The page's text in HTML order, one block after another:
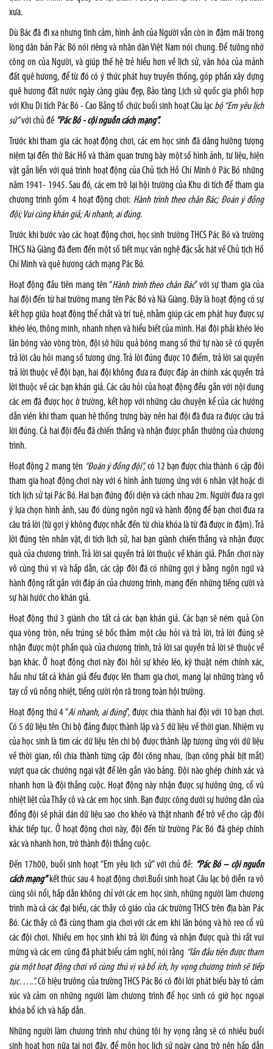
xưa.
Dù Bác đã đi xa nhưng tình cảm, hình ảnh của Người vẫn còn in đậm mãi trong
lòng dân bản Pác Bó nói riêng và nhân dân Việt Nam nói chung. Để tưởng nhớ
công ơn của Người, và giúp thế hệ trẻ hiểu hơn về lịch sử, văn hóa của mảnh
đất quê hương, để từ đó có ý thức phát huy truyền thống, góp phần xây dựng
quê hương đất nước ngày càng giàu đẹp, Bảo tàng Lịch sử quốc gia phối hợp
với Khu Di tích Pác Bó - Cao Bằng tổ chức buổi sinh hoạt Câu lạc bộ “Em yêu lịch
sử”với chủ đề "Pác Bó - cội nguồn cách mạng”.
Trước khi tham gia các hoạt động chơi, các em học sinh đã dâng hưởng tượng
niệm tại đền thờ Bác Hồ và thăm quan trưng bày một số hình ảnh, tư liệu, hiện
vật gắn liền với quá trình hoạt động của Chủ tịch Hồ Chí Minh ở Pác Bó những
năm 1941- 1945. Sau đó, các em trở lại hội trường của Khu di tích để tham gia
chương trình gồm 4 hoạt động chơi: Hành trình theo chân Bác; Đoán ý đồng
đội; Vui cùng khán giả; Ai nhanh, ai đúng.
Trước khi bước vào các hoạt động chơi, học sinh trường THCS Pác Bó và trường
THCS Nà Giàng đã đem đến một số tiết mục văn nghệ đặc sắc hát về Chủ tịch Hồ
Chí Minh và quê hương cách mạng Pác Bó.
Hoạt động đầu tiên mang tên “Hành trình theo chân Bác” với sự tham gia của
hai đội đến từ hai trường mang tên Pác Bó và Nà Giàng. Đây là hoạt động có sự
kết hợp giữa hoạt động thể chất và trí tuệ, nhằm giúp các em phát huy được sự
khéo léo, thông minh, nhanh nhẹn và hiểu biết của mình. Hai đội phải khéo léo
lăn bóng vào vòng tròn, đội sở hữu quả bóng mang số thứ tự nào sẽ có quyền
trả lời câu hỏi mang số tương ứng. Trả lời đúng được 10 điểm, trả lời sai quyền
trả lời thuộc về đội bạn, hai đội không đưa ra được đáp án chính xác quyền trả
lời thuộc về các bạn khán giả. Các câu hỏi của hoạt động đều gắn với nội dung
các em đã được học ở trường, kết hợp với những câu chuyện kể của các hướng
dẫn viên khi tham quan hệ thống trưng bày nên hai đội đã đưa ra được câu trả
lời đúng. Cả hai đội đều đã chiến thắng và nhận được phần thưởng của chương
trình.
Hoạt động 2 mang tên “Đoán ý đồng đội”,có 12 bạn được chia thành 6 cặp đôi
tham gia hoạt động chơi này với 6 hình ảnh tương ứng với 6 nhân vật hoặc di
tích lịch sử tại Pác Bó. Hai bạn đứng đối diện và cách nhau 2m. Người đưa ra gợi
ý lựa chọn hình ảnh, sau đó dùng ngôn ngữ và hành động để bạn chơi đưa ra
câu trả lời (từ gợi ý không được nhắc đến từ chìa khóa là từ đã được in đậm). Trả
lời đúng tên nhân vật, di tích lịch sử, hai bạn giành chiến thắng và nhận được
quà của chương trình. Trả lời sai quyền trả lời thuộc về khán giả. Phần chơi này
vô cùng thú vị và hấp dẫn, các cặp đôi đã có những gợi ý bằng ngôn ngữ và
hành động rất gần với đáp án của chương trình, mang đến những tiếng cười và
sự hài hước cho khán giả.
Hoạt động thứ 3 giành cho tất cả các bạn khán giả. Các bạn sẽ ném quả Còn
qua vòng tròn, nếu trúng sẽ bốc thăm một câu hỏi và trả lời, trả lời đúng sẽ
nhận được một phần quà của chương trình, trả lời sai quyền trả lời sẽ thuộc về
bạn khác. Ở hoạt động chơi này đòi hỏi sự khéo léo, kỹ thuật ném chính xác,
hầu như tất cả khán giả đều được lên tham gia chơi, mang lại những tràng vỗ
tay cổ vũ nồng nhiệt, tiếng cười rộn rã trong toàn hội trường.
Hoạt động thứ 4 “Ai nhanh, ai đúng”, được chia thành hai đội với 10 bạn chơi.
Có 5 dữ liệu tên Chi bộ đảng được thành lập và 5 dữ liệu về thời gian. Nhiệm vụ
của học sinh là tìm các dữ liệu tên chi bộ được thành lập tương ứng với dữ liệu
về thời gian, rồi chia thành từng cặp đôi cõng nhau, (bạn cõng phải bịt mắt)
vượt qua các chướng ngại vật để lên gắn vào bảng. Đội nào ghép chính xác và
nhanh hơn là đội thắng cuộc. Hoạt động này nhận được sự hưởng ứng, cổ vũ
nhiệt liệt của Thầy cô và các em học sinh. Bạn được cõng dưới sự hướng dẫn của
đồng đội sẽ phải dán dữ liệu sao cho khéo và thật nhanh để trở về cho cặp đôi
khác tiếp tục. Ở hoạt động chơi này, đội đến từ trường Pác Bó đã ghép chính
xác và nhanh hơn, trở thành đội thắng cuộc.
Đến 17h00, buổi sinh hoạt “Em yêu lịch sử” với chủ đề: “Pác Bó – cội nguồn
cách mạng”kết thúc sau 4 hoạt động chơi.Buổi sinh hoạt Câu lạc bộ diễn ra vô
cùng sôi nổi, hấp dẫn không chỉ với các em học sinh, những người làm chương
trình mà cả các đại biểu, các thầy cô giáo của các trường THCS trên địa bàn Pác
Bó. Các thầy cô đã cùng tham gia chơi với các em khi lăn bóng và hò reo cổ vũ
các đội chơi. Nhiều em học sinh khi trả lời đúng và nhận được quà thì rất vui
mừng và các em cũng đã phát biểu cảm nghĩ, nói rằng “lần đầu tiên được tham
gia một hoạt động chơi vô cùng thú vị và bổ ích, hy vọng chương trình sẽ tiếp
tục…..”.Cô hiệu trưởng của trường THCS Pác Bó có đôi lời phát biểu bày tỏ cảm
xúc và cảm ơn những người làm chương trình để học sinh có giờ học ngoại
khóa bổ ích và hấp dẫn.
Những người làm chương trình như chúng tôi hy vọng rằng sẽ có nhiều buổi
sinh hoạt hơn nữa tại nơi đây, để môn học lịch sử ngày càng trở nên hấp dẫn